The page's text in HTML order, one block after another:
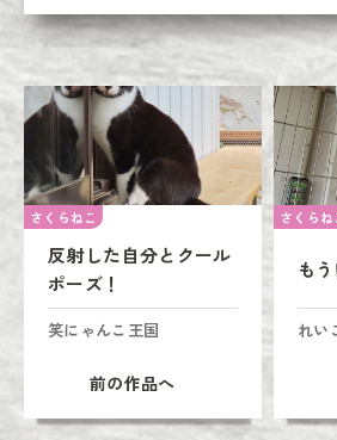
さくらねこ
反射した自分とクール
ポーズ！
笑にゃんこ王国
前の作品へ
さくらね
も
れい